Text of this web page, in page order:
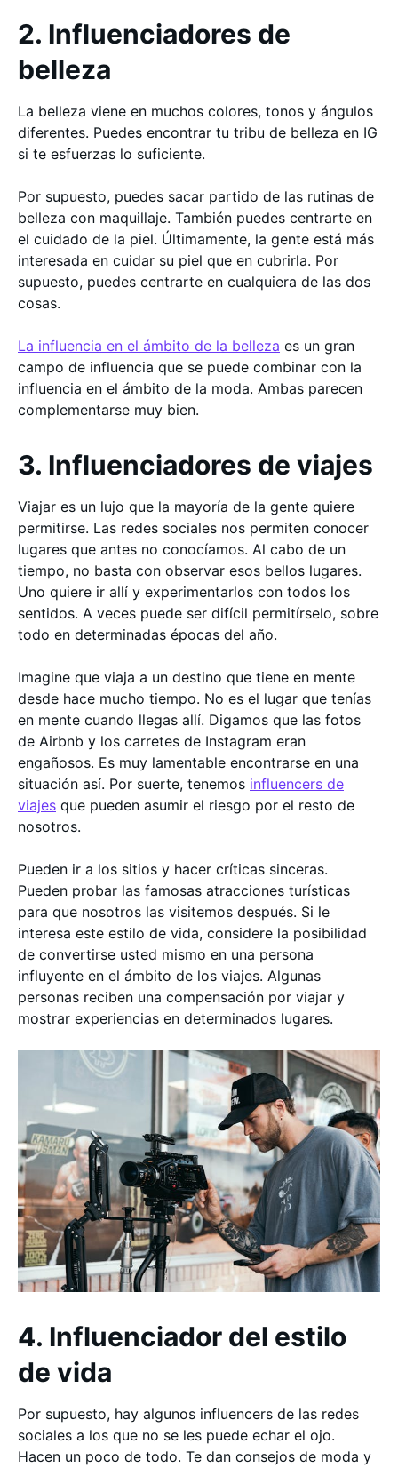
2. Influenciadores de
belleza
La belleza viene en muchos colores, tonos y ángulos
diferentes. Puedes encontrar tu tribu de belleza en IG
si te esfuerzas lo suficiente.
Por supuesto, puedes sacar partido de las rutinas de
belleza con maquillaje. También puedes centrarte en
el cuidado de la piel. Últimamente, la gente está más
interesada en cuidar su piel que en cubrirla. Por
supuesto, puedes centrarte en cualquiera de las dos
cosas.
La influencia en el ámbito de la belleza es un gran
campo de influencia que se puede combinar con la
influencia en el ámbito de la moda. Ambas parecen
complementarse muy bien.
3. Influenciadores de viajes
Viajar es un lujo que la mayoría de la gente quiere
permitirse. Las redes sociales nos permiten conocer
lugares que antes no conocíamos. Al cabo de un
tiempo, no basta con observar esos bellos lugares.
Uno quiere ir allí y experimentarlos con todos los
sentidos. A veces puede ser difícil permitírselo, sobre
todo en determinadas épocas del año.
Imagine que viaja a un destino que tiene en mente
desde hace mucho tiempo. No es el lugar que tenías
en mente cuando llegas allí. Digamos que las fotos
de Airbnb y los carretes de Instagram eran
engañosos. Es muy lamentable encontrarse en una
situación así. Por suerte, tenemos influencers de
viajes que pueden asumir el riesgo por el resto de
nosotros.
Pueden ir a los sitios y hacer críticas sinceras.
Pueden probar las famosas atracciones turísticas
para que nosotros las visitemos después. Si le
interesa este estilo de vida, considere la posibilidad
de convertirse usted mismo en una persona
influyente en el ámbito de los viajes. Algunas
personas reciben una compensación por viajar y
mostrar experiencias en determinados lugares.
4. Influenciador del estilo
de vida
Por supuesto, hay algunos influencers de las redes
sociales a los que no se les puede echar el ojo.
Hacen un poco de todo. Te dan consejos de moda y